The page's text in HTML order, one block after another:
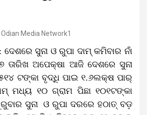
Odian Media Network1
ସୁନା ଓ ରୁପା ଦାମ୍ କମିବାର ନାଁ
ତାରିଖ ଅପେକ୍ଷା ଆଜି ଦେଶରେ ସୁନା
୫୧୪ ଟଙ୍କା ବୃଦ୍ଧି ପାଇ ୧.୬ଲକ୍ଷ ପାର୍
ମଧ୍ୟ ୧୦ ଗ୍ରାମ ପିଛା ୧୦୧ଟଙ୍କା
ସୁନା ଓ ରୁପା ଦରରେ ହଠାତ୍‌ ବଡ଼